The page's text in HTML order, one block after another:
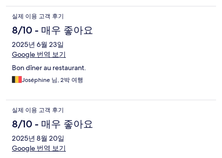
실제 이용 고객 후기
8/10 - 매우 좋아요
2025년 6월 23일
Google 번역 보기
Bon dîner au restaurant.
Joséphine 님, 2박 여행
실제 이용 고객 후기
8/10 - 매우 좋아요
2025년 8월 20일
Google 번역 보기